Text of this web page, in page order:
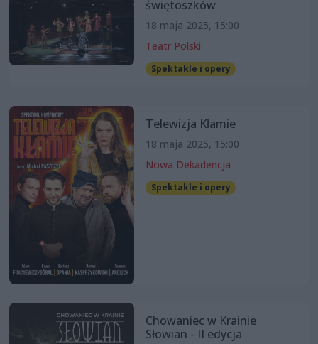
świętoszków
18 maja 2025, 15:00
Teatr Polski
Spektakle i opery
Telewizja Kłamie
18 maja 2025, 15:00
Nowa Dekadencja
Spektakle i opery
Chowaniec w Krainie
Słowian - II edycja